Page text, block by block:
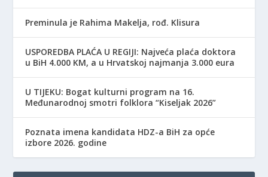
Preminula je Rahima Makelja, rođ. Klisura
USPOREDBA PLAĆA U REGIJI: Najveća plaća doktora
u BiH 4.000 KM, a u Hrvatskoj najmanja 3.000 eura
​U TIJEKU: Bogat kulturni program na 16.
Međunarodnoj smotri folklora “Kiseljak 2026”
Poznata imena kandidata HDZ-a BiH za opće
izbore 2026. godine